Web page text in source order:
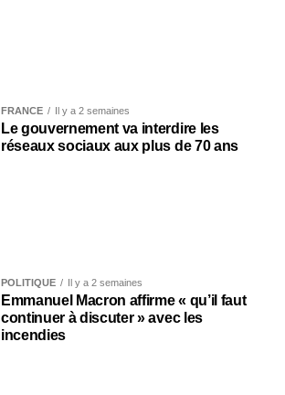
FRANCE Il y a 2 semaines
Le gouvernement va interdire les
réseaux sociaux aux plus de 70 ans
POLITIQUE Il y a 2 semaines
Emmanuel Macron affirme « qu’il faut
continuer à discuter » avec les
incendies